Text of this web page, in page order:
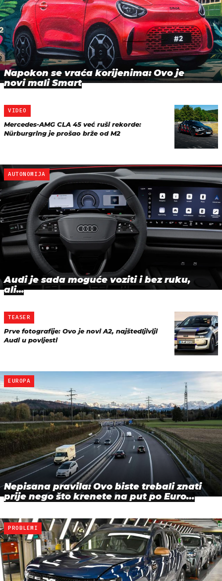
Napokon se vraća korijenima: Ovo je
novi mali Smart
VIDEO
Mercedes-AMG CLA 45 već ruši rekorde:
Nürburgring je prošao brže od M2
AUTONOMIJA
Audi je sada moguće voziti i bez ruku,
ali...
TEASER
Prve fotografije: Ovo je novi A2, najštedljiviji
Audi u povijesti
EUROPA
Nepisana pravila: Ovo biste trebali znati
prije nego što krenete na put po Euro…
PROBLEMI